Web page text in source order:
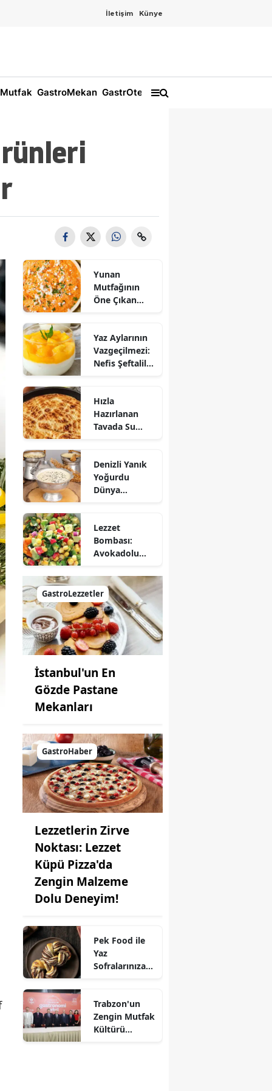
İletişim Künye
GastroMekan GastrOtel
Yunan
Mutfağının
Öne Çıkan
Nasıl Yapılır?
Yaz Aylarının
Vazgeçilmezi:
Nefis Şeftalili
Hızla
Hazırlanan
Tavada Su
Sofralarınıza
Lezzet Katın!
Denizli Yanık
Yoğurdu
Dünya
Lezzet
Bombası:
Avokadolu
Nasıl Yapılır?
GastroLezzetler
İstanbul'un En
Gözde Pastane
Mekanları
GastroHaber
Lezzetlerin Zirve
Noktası: Lezzet
Küpü Pizza'da
Zengin Malzeme
Dolu Deneyim!
Pek Food ile
Yaz
Sofralarınıza
Hamuru
Farkıyla!
Trabzon'un
Zengin Mutfak
Kültürü